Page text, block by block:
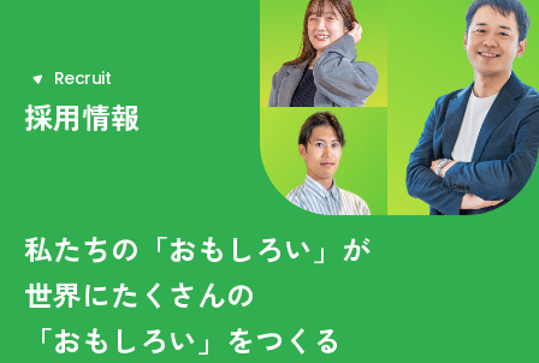
Recruit
採用情報
私たちの「おもしろい」が
世界にたくさんの
「おもしろい」をつくる